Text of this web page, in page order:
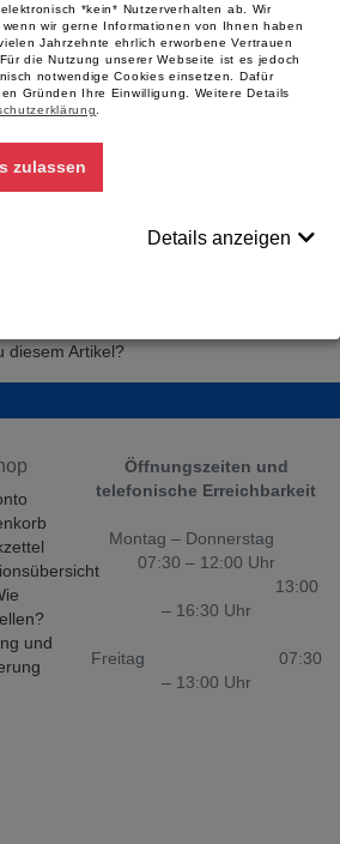
und Handabdrücken
diesem Artikel?
und
Öffnungszeiten und
telefonische Erreichbarkeit
Montag – Donnerstag
07:30 – 12:00 Uhr
13:00
– 16:30 Uhr
Freitag 07:30
– 13:00 Uhr
*kein* Nutzerverhalten ab. Wir
wir gerne Informationen von Ihnen haben
Jahrzehnte ehrlich erworbene Vertrauen
die Nutzung unserer Webseite ist es jedoch
notwendige Cookies einsetzen. Dafür
Gründen Ihre Einwilligung.
Weitere Details
zulassen
Details anzeigen